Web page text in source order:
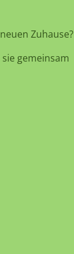
Zuhause?
gemeinsam